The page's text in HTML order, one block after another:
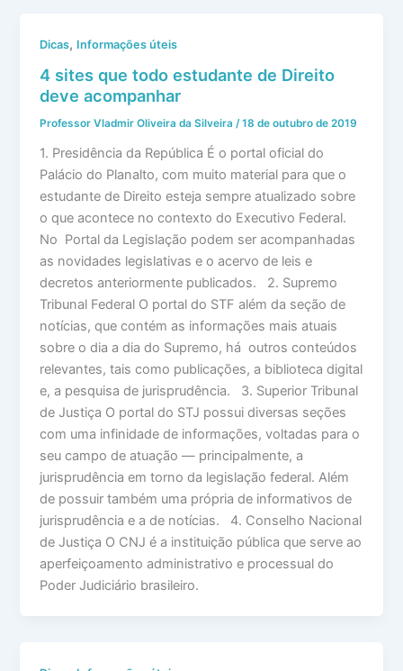
Dicas, Informações úteis
4 sites que todo estudante de Direito
deve acompanhar
Professor Vladmir Oliveira da Silveira/18 de outubro de 2019
1. Presidência da República É o portal oficial do
Palácio do Planalto, com muito material para que o
estudante de Direito esteja sempre atualizado sobre
o que acontece no contexto do Executivo Federal.
No Portal da Legislação podem ser acompanhadas
as novidades legislativas e o acervo de leis e
decretos anteriormente publicados. 2. Supremo
Tribunal Federal O portal do STF além da seção de
notícias, que contém as informações mais atuais
sobre o dia a dia do Supremo, há outros conteúdos
relevantes, tais como publicações, a biblioteca digital
e, a pesquisa de jurisprudência. 3. Superior Tribunal
de Justiça O portal do STJ possui diversas seções
com uma infinidade de informações, voltadas para o
seu campo de atuação — principalmente, a
jurisprudência em torno da legislação federal. Além
de possuir também uma própria de informativos de
jurisprudência e a de notícias. 4. Conselho Nacional
de Justiça O CNJ é a instituição pública que serve ao
aperfeiçoamento administrativo e processual do
Poder Judiciário brasileiro.